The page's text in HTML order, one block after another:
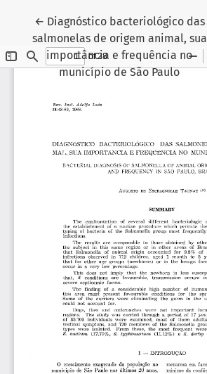
← Voltar aos Detalhes do Artigo
Diagnóstico bacteriológico das
salmonelas de origem animal, sua
importância e frequência no
município de São Paulo